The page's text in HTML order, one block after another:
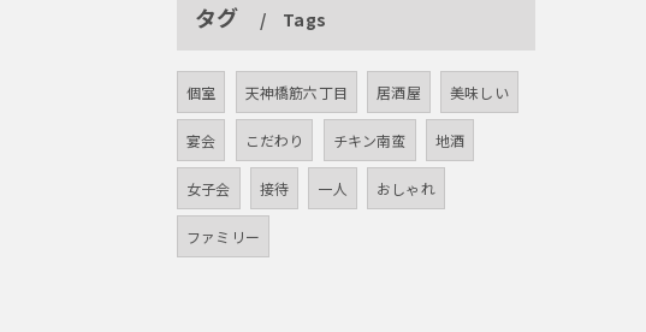
タグ Tags
個室 天神橋筋六丁目 居酒屋 美味しい
宴会 こだわり チキン南蛮 地酒
女子会 接待 一人 おしゃれ
ファミリー